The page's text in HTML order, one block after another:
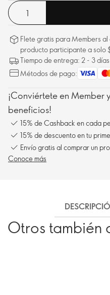
Flete gratis para Members
producto participante a solo
Tiempo de entrega: 2 - 3
Métodos de pago:
¡Conviértete en Member
beneficios!
15% de Cashback en cada
15% de descuento en tu
Conoce más
Otros también